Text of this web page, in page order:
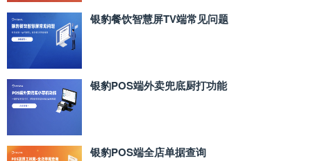
银豹餐饮智慧屏TV端常见问题
银豹POS端外卖兜底厨打功能
银豹POS端全店单据查询